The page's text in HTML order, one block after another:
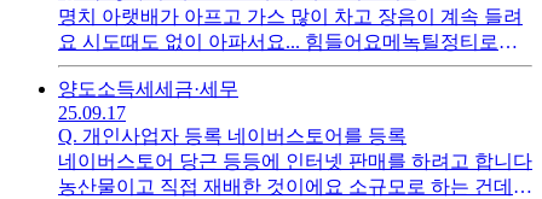
명치 아랫배가 아프고 가스 많이 차고 장음이 계속 들려
요 시도때도 없이 아파서요... 힘들어요메녹틸정티로파
정후로스판정가베스판연질캡슐비오플250캡슐자나팜정
이에요... 뭐를 빼고 먹어도 되나요?6개라 좀 많은 것 같
아서요...
양도소득세 세금·세무
25.09.17
Q. 개인사업자 등록 네이버스토어를 등록
네이버스토어 당근 등등에 인터넷 판매를 하려고 합니다
농산물이고 직접 재배한 것이에요 소규모로 하는 건데요